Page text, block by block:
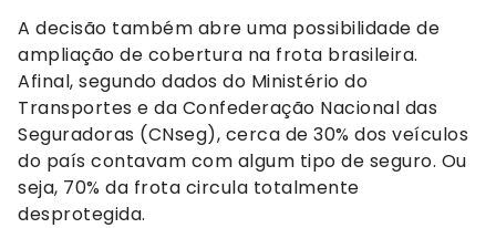
A decisão também abre uma possibilidade de
ampliação de cobertura na frota brasileira.
Afinal, segundo dados do Ministério do
Transportes e da Confederação Nacional das
Seguradoras (CNseg), cerca de 30% dos veículos
do país contavam com algum tipo de seguro. Ou
seja, 70% da frota circula totalmente
desprotegida.